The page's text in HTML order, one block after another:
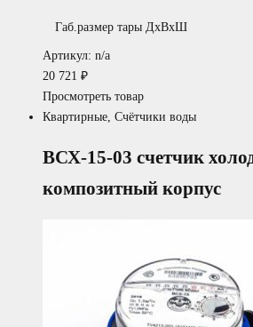
Габ.размер тары ДхВхШ
Артикул: n/a
20 721 ₽
Просмотреть товар
Квартирные Счётчики воды
ВСХ-15-03 счетчик
композитный корпус